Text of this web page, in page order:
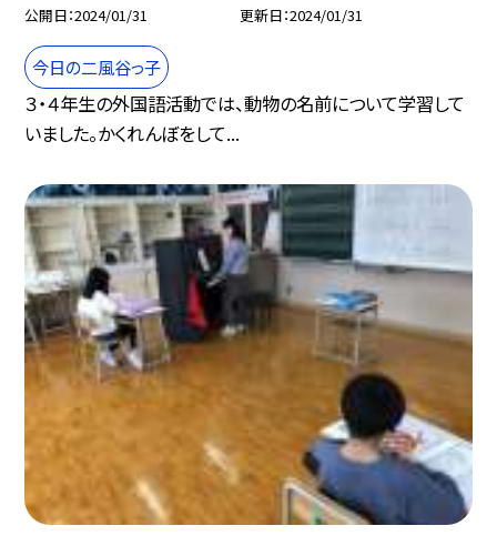
公開日 2024/01/31 更新日 2024/01/31
今日の二風谷っ子
３・４年生の外国語活動では、動物の名前について学習して
いました。かくれんぼをして...